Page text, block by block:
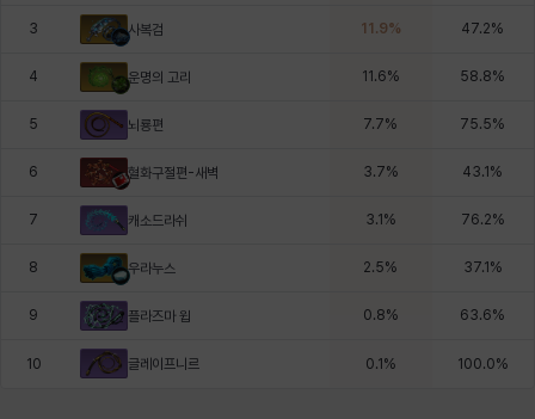
3 사복검 11.9% 47.2%
4 운명의 고리 11.6% 58.8%
5 뇌룡편 7.7% 75.5%
6 혈화구절편-새벽 3.7% 43.1 %
7 캐소드라쉬 3.1 % 76.2%
8 우라누스 2.5% 37.1 %
9 플라즈마 윕 0.8% 63.6%
10 글레이프니르 0.1 % 100.0%